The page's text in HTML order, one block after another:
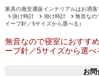
家具の激安通販インテリアルはお洒
掛け時計
掛け時計
無音なの
イープ針／5サイズから選べる）
無音なので寝室におすす
ープ針／5サイズから選べ
お問